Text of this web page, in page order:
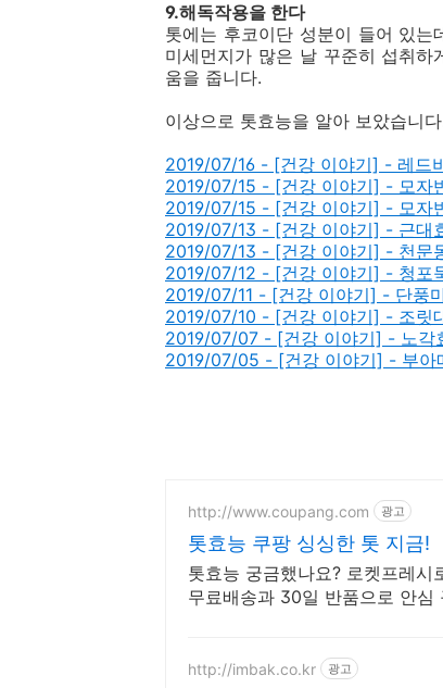
9.해독작용을 한다
톳에는 후코이단 성분이 들어 있
미세먼지가 많은 날 꾸준히 섭취
움을 줍니다.
이상으로 톳효능을 알아 보았습니
2019/07/16 - [건강 이야기] - 레드
2019/07/15 - [건강 이야기] - 모자
2019/07/15 - [건강 이야기] - 모자
2019/07/13 - [건강 이야기] - 근대
2019/07/13 - [건강 이야기] - 천문
2019/07/12 - [건강 이야기] - 청포
2019/07/11 - [건강 이야기] - 단풍
2019/07/10 - [건강 이야기] - 조릿
2019/07/07 - [건강 이야기] - 노각
2019/07/05 - [건강 이야기] - 부아
http://www.coupang.com 광고
톳효능 쿠팡 싱싱한 톳 지금!
톳효능 궁금했나요? 로켓프레
무료배송과 30일 반품으로 안심
http://imbak.co.kr 광고